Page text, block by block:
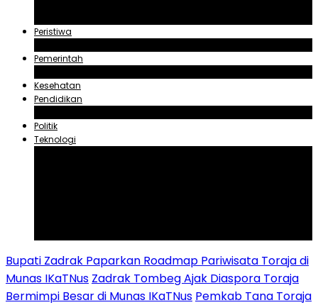
Peristiwa
Pemerintah
Kesehatan
Pendidikan
Politik
Teknologi
Bupati Zadrak Paparkan Roadmap Pariwisata Toraja di
Munas IKaTNus Zadrak Tombeg Ajak Diaspora Toraja
Bermimpi Besar di Munas IKaTNus Pemkab Tana Toraja